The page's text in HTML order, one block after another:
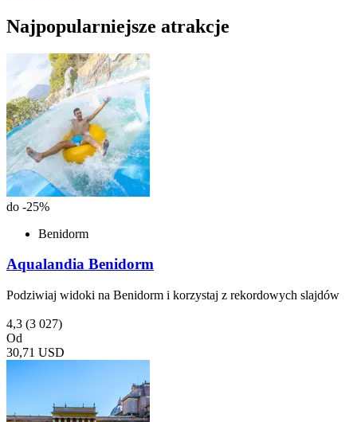
Najpopularniejsze atrakcje
do -25%
Benidorm
Aqualandia Benidorm
Podziwiaj widoki na Benidorm i korzystaj z rekordowych slajdów
4,3 (3 027)
Od
30,71 USD